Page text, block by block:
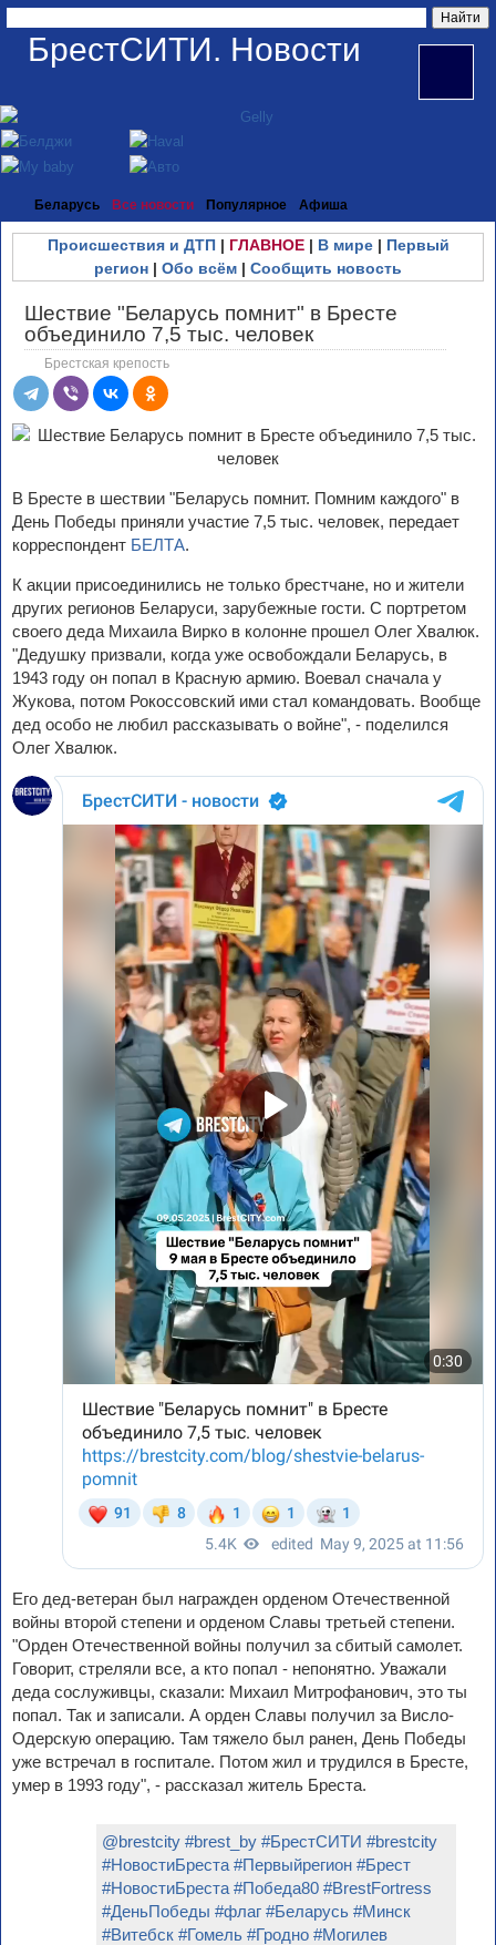
БрестСИТИ. Новости
Беларусь Все новости Популярное Афиша
Происшествия и ДТП| ГЛАВНОЕ| В мире| Первый
регион | Обо всём | Сообщить новость
Шествие "Беларусь помнит" в Бресте
объединило 7,5 тыс. человек
Брестская крепость
В Бресте в шествии "Беларусь помнит. Помним каждого" в
День Победы приняли участие 7,5 тыс. человек, передает
корреспондент БЕЛТА.
К акции присоединились не только брестчане, но и жители
других регионов Беларуси, зарубежные гости. С портретом
своего деда Михаила Вирко в колонне прошел Олег Хвалюк.
"Дедушку призвали, когда уже освобождали Беларусь, в
1943 году он попал в Красную армию. Воевал сначала у
Жукова, потом Рокоссовский ими стал командовать. Вообще
дед особо не любил рассказывать о войне", - поделился
Олег Хвалюк.
Его дед-ветеран был награжден орденом Отечественной
войны второй степени и орденом Славы третьей степени.
"Орден Отечественной войны получил за сбитый самолет.
Говорит, стреляли все, а кто попал - непонятно. Уважали
деда сослуживцы, сказали: Михаил Митрофанович, это ты
попал. Так и записали. А орден Славы получил за Висло-
Одерскую операцию. Там тяжело был ранен, День Победы
уже встречал в госпитале. Потом жил и трудился в Бресте,
умер в 1993 году", - рассказал житель Бреста.
@brestcity #brest_by #БрестСИТИ #brestcity
#НовостиБреста #Первыйрегион #Брест
#НовостиБреста #Победа80 #BrestFortress
#ДеньПобеды #флаг #Беларусь #Минск
#Витебск #Гомель #Гродно #Могилев